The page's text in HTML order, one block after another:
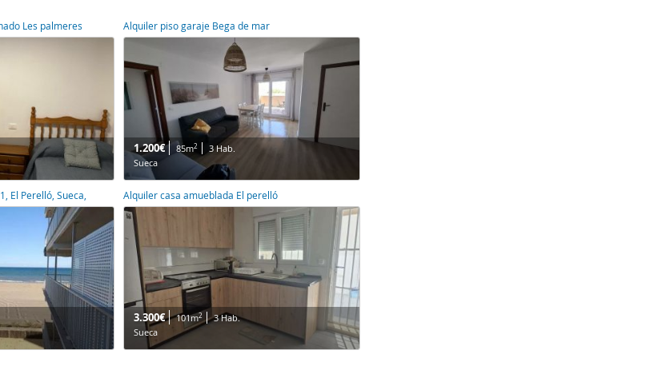
Les palmeres Alquiler piso garaje Bega de mar
1.200€ 85m2
3 Hab.
Sueca
El Perelló, Sueca, Alquiler casa amueblada El perelló
3.300€ 101m2
3 Hab.
Sueca